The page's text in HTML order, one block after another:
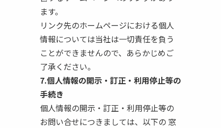
ます。
リンク先のホームページにおける個人
情報については当社は一切責任を負う
ことができませんので、あらかじめご
了承ください。
7.個人情報の開示・訂正・利用停止等の
手続き
個人情報の開示・訂正・利用停止等の
お問い合せにつきましては、以下の 窓